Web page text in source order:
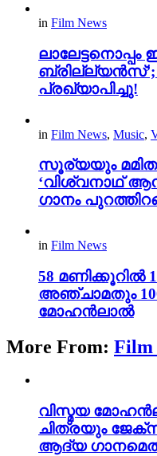
in Film News
ലാലേട്ടനൊപ്പം
ബ്രില്ല്യൻസ്’;
പ്രഖ്യാപിച്ചു!
in Film News, Music,
സൂര്യയും
‘വിശ്വനാഥ്
ഗാനം
in Film News
58 മണിക്കൂറിൽ
അഞ്ചാമതും
മോഹൻലാൽ
More From: Film
വിസ്മയ
ചിത്രയും
ആദ്യ